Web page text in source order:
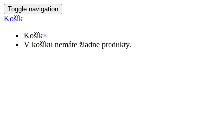
Toggle navigation
Košík
Košík×
V košíku nemáte žiadne produkty.